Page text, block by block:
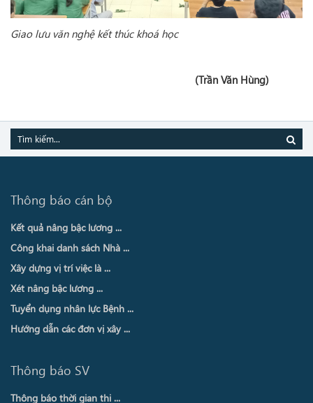
Giao lưu văn nghệ kết thúc khoá học
(Trần Văn Hùng)
Thông báo cán bộ
Kết quả nâng bậc lương ...
Công khai danh sách Nhà ...
Xây dựng vị trí việc là ...
Xét nâng bậc lương ...
Tuyển dụng nhân lực Bệnh ...
Hướng dẫn các đơn vị xây ...
Thông báo SV
Thông báo thời gian thi ...